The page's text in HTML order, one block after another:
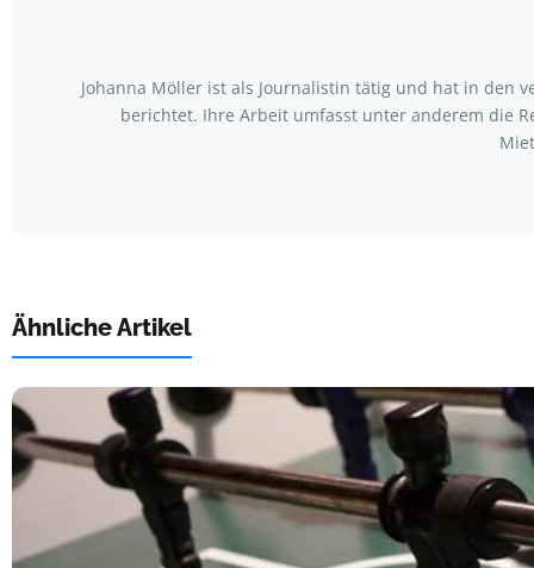
Johanna Möller ist als Journalistin tätig und hat in den
berichtet. Ihre Arbeit umfasst unter anderem die
Ähnliche Artikel